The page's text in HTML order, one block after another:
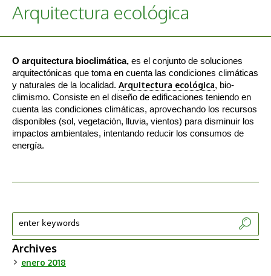
Arquitectura ecológica
O arquitectura bioclimática, es el conjunto de soluciones
arquitectónicas que toma en cuenta las condiciones climáticas
y naturales de la localidad. Arquitectura ecológica, bio-
climismo. Consiste en el diseño de edificaciones teniendo en
cuenta las condiciones climáticas, aprovechando los recursos
disponibles (sol, vegetación, lluvia, vientos) para disminuir los
impactos ambientales, intentando reducir los consumos de
energía.
Archives
enero 2018